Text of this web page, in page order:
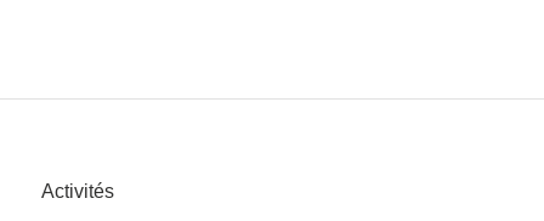
Activités